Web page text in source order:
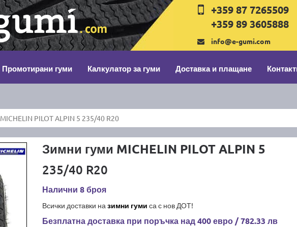
+359 87 7265509
+359 89 3605888
info@e-gumi.com
Промотирани гуми Калкулатор за гуми Доставка и плащане
MICHELIN PILOT ALPIN 5 235/40 R20
Зимни гуми MICHELIN PILOT ALPIN 5
235/40 R20
Налични 8 броя
Всички доставки на зимни гуми са с нов ДОТ!
Безплатна доставка при поръчка над 400 евро / 782.33 лв